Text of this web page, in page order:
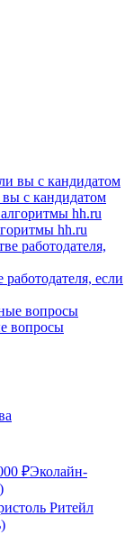
вы с кандидатом
hh.ru
работодателя, если
вопросы
₽Эколайн-
Ритейл